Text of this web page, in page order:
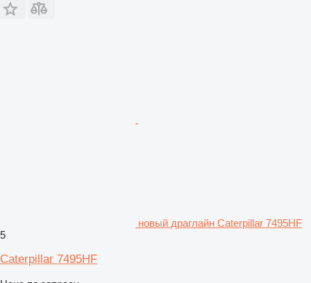
новый драглайн Caterpillar 7495HF
5
Caterpillar 7495HF